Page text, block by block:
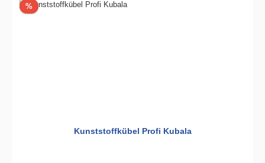
%Rabatt
Kunststoffkübel Profi Kubala